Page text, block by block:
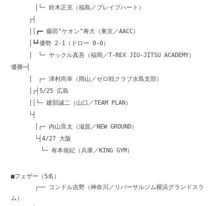
│└─ 鈴木正克（福島／ブレイブハート）
┌┤
││┏━ 藤田"ケオン"寿大（東京／AACC）
│┗┛優勢 2-1（ドロー 0-0）
│ └─ ヤックル真吾（福岡／T-REX JIU-JITSU ACADEMY）
優勝─┤
│ ┌─ 津村尚幸（岡山／ゼロ戦クラブ水島支部）
│┌┤5/25 広島
││└─ 建部誠二（山口／TEAM PLAN）
└┤
│┌─ 内山良太（滋賀／NEW GROUND）
└┤4/27 大阪
└─ 有本侑紀（兵庫／KING GYM）
■フェザー（5名）
┌── コンドル吉野（神奈川／リバーサルジム横浜グランドスラ
ム）